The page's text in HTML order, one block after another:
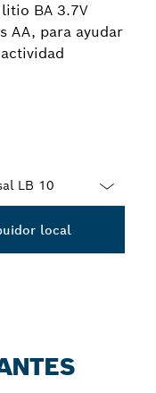
BA 3.7V
AA, para ayudar
local